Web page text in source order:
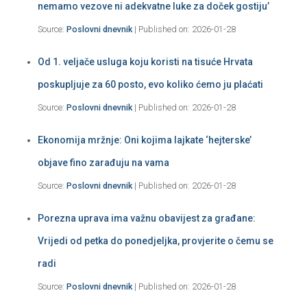
nemamo vezove ni adekvatne luke za doček gostiju’
Source: Poslovni dnevnik Published on: 2026-01-28
Od 1. veljače usluga koju koristi na tisuće Hrvata
poskupljuje za 60 posto, evo koliko ćemo ju plaćati
Source: Poslovni dnevnik Published on: 2026-01-28
Ekonomija mržnje: Oni kojima lajkate ‘hejterske’
objave fino zarađuju na vama
Source: Poslovni dnevnik Published on: 2026-01-28
Porezna uprava ima važnu obavijest za građane:
Vrijedi od petka do ponedjeljka, provjerite o čemu se
radi
Source: Poslovni dnevnik Published on: 2026-01-28